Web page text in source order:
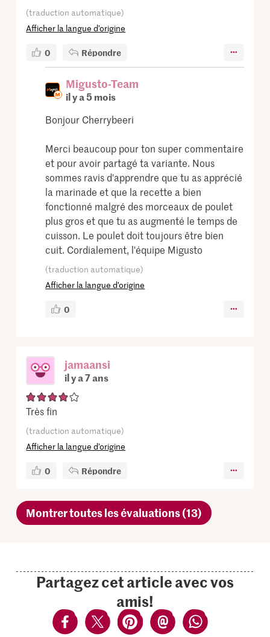
(traduction automatique)
Afficher la langue d’origine
0 Répondre
Migusto-Team
il y a 5 mois
Bonjour Cherrybeeri
Merci beaucoup pour ton super commentaire
et pour avoir partagé ta variante. Nous
sommes ravis d'apprendre que tu as apprécié
la marinade et que la recette a bien
fonctionné malgré des morceaux de poulet
plus gros et que tu as augmenté le temps de
cuisson. Le poulet doit toujours être bien
cuit. Cordialement, l'équipe Migusto
(traduction automatique)
Afficher la langue d’origine
0
jamaansi
il y a 7 ans
Très fin
(traduction automatique)
Afficher la langue d’origine
0 Répondre
Montrer toutes les évaluations (13)
Partagez cet article avec vos
amis!